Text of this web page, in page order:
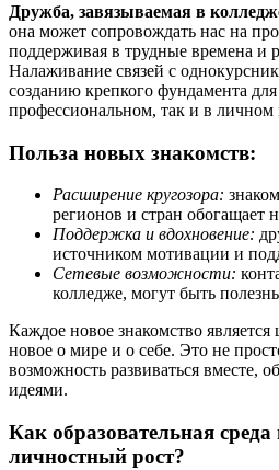
Дружба, завязываемая в
она может сопровождать нас на
поддерживая в трудные времена и
Налаживание связей с
созданию крепкого фундамента
профессиональном, так и в личном
Польза новых знакомств:
Расширение кругозора:
регионов и стран обогащает
Поддержка и вдохновение:
источником мотивации и
Сетевые возможности:
колледже, могут быть
Каждое новое знакомство является
новое о мире и о себе. Это не
возможность развиваться вместе,
идеями.
Как образовательная
личностный рост?